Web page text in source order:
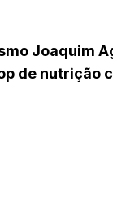
Joaquim
de nutrição